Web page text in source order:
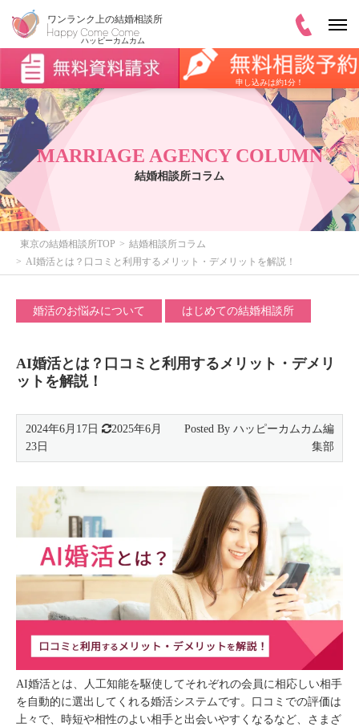
申し込みは約1分！
MARRIAGE AGENCY COLUMN
結婚相談所コラム
東京の結婚相談所TOP
結婚相談所コラム
AI婚活とは？口コミと利用するメリット・デメリットを解説！
婚活のお悩みについて はじめての結婚相談所
AI婚活とは？口コミと利用するメリット・デメリ
ットを解説！
2024年6月17日
2025年6月
23日
AI婚活とは、人工知能を駆使してそれぞれの会員に相応しい相手
を自動的に選出してくれる婚活システムです。口コミでの評価は
上々で、時短や相性のよい相手と出会いやすくなるなど、さまざ